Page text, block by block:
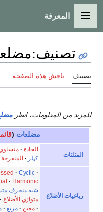
القائمة الرئيسية
المعرفة
تصنيف:
تصنيف ناقش هذه الصفحة
للمزيد من المعلومات، انظر
مضلعات (
المثلثات
الحادة متساوي
كپلر
المنفرجة
رباعيات الأضلاع
Cyclic
Harmonic
شبه منحرف
متوازي الأضلاع
معين
مربع